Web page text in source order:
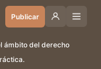
Publicar
ámbito del derecho